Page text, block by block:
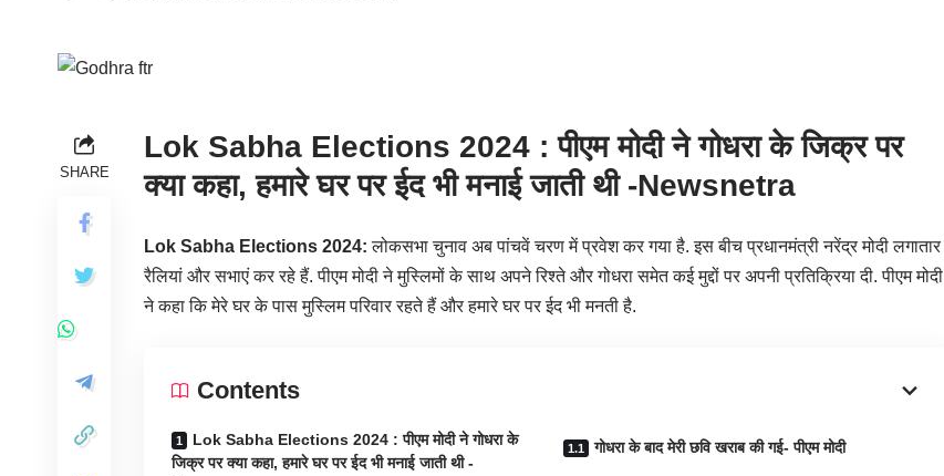
SHARE
Lok Sabha Elections 2024 : पीएम मोदी ने गोधरा के जिक्र पर
क्या कहा, हमारे घर पर ईद भी मनाई जाती थी -Newsnetra
Lok Sabha Elections 2024: लोकसभा चुनाव अब पांचवें चरण में प्रवेश कर गया है. इस बीच प्रधानमंत्री नरेंद्र मोदी लगातार
रैलियां और सभाएं कर रहे हैं. पीएम मोदी ने मुस्लिमों के साथ अपने रिश्ते और गोधरा समेत कई मुद्दों पर अपनी प्रतिक्रिया दी. पीएम मोदी
ने कहा कि मेरे घर के पास मुस्लिम परिवार रहते हैं और हमारे घर पर ईद भी मनती है.
Contents
Lok Sabha Elections 2024 : पीएम मोदी ने गोधरा के
जिक्र पर क्या कहा, हमारे घर पर ईद भी मनाई जाती थी -
गोधरा के बाद मेरी छवि खराब की गई- पीएम मोदी